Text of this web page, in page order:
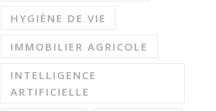
HYGIÈNE DE VIE
IMMOBILIER AGRICOLE
INTELLIGENCE
ARTIFICIELLE